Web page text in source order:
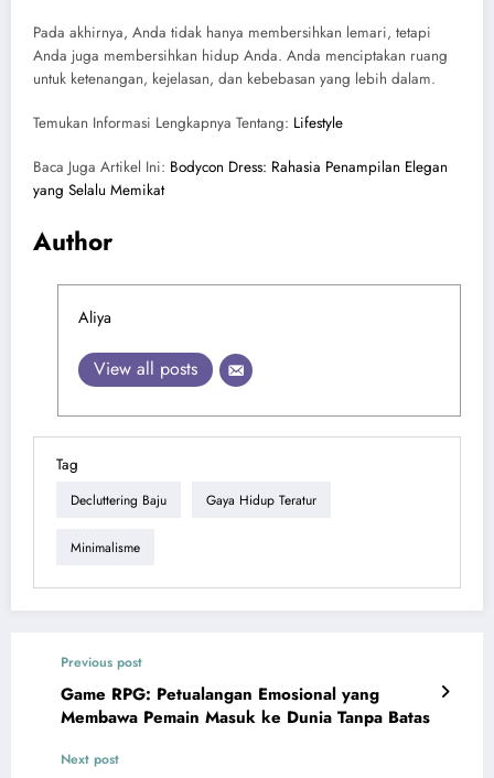
Pada akhirnya, Anda tidak hanya membersihkan lemari, tetapi
Anda juga membersihkan hidup Anda. Anda menciptakan ruang
untuk ketenangan, kejelasan, dan kebebasan yang lebih dalam.
Temukan Informasi Lengkapnya Tentang: Lifestyle
Baca Juga Artikel Ini: Bodycon Dress: Rahasia Penampilan Elegan
yang Selalu Memikat
Author
Aliya
View all posts
Tag
Decluttering Baju Gaya Hidup Teratur
Minimalisme
Previous post
Game RPG: Petualangan Emosional yang
Membawa Pemain Masuk ke Dunia Tanpa Batas
Next post